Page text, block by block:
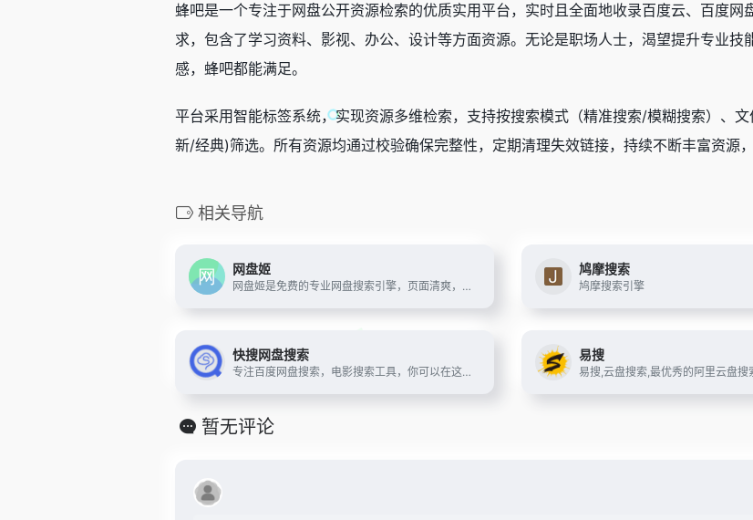
蜂吧是一个专注于网盘公开资源检索的优质实用平台，实时且全面地收录百度云、百度
求，包含了学习资料、影视、办公、设计等方面资源。无论是职场人士，渴望提升专业
感，蜂吧都能满足。
平台采用智能标签系统，实现资源多维检索，支持按搜索模式（精准搜索/模糊搜索）、
新/经典)筛选。所有资源均通过校验确保完整性，定期清理失效链接，持续不断丰富资源
相关导航
网盘姬
网盘姬是免费的专业网盘搜索引擎，页面清爽，资源全面，支持影视、短剧、综艺、动漫、音乐、应用、小说等网盘资源搜索。只需输入关键词，即可快速找到相关网盘资源。
鸠摩搜索
鸠摩搜索引擎
快搜网盘搜索
专注百度网盘搜索，电影搜索工具，你可以在这里搜索视频、音乐、图片、软件、文档、种子、磁力、专辑等资源
易搜
暂无评论